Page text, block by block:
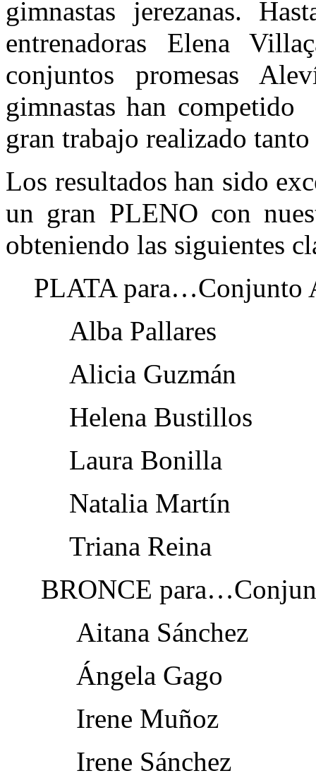
gimnastas jerezanas.
entrenadoras Elena
conjuntos promesas
gimnastas han competido
gran trabajo realizado
Los resultados han sido
un gran PLENO con
obteniendo las siguientes
PLATA para…Conjunto
Alba Pallares
Alicia Guzmán
Helena Bustillos
Laura Bonilla
Natalia Martín
Triana Reina
BRONCE
Aitana Sánchez
Ángela Gago
Irene Muñoz
Irene Sánchez